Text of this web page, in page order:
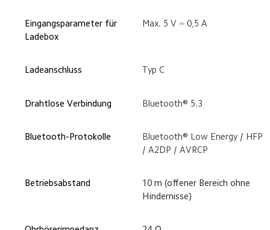
Eingangsparameter für
Ladebox
Max. 5 V ⎓ 0,5 A
Ladeanschluss Typ C
Drahtlose Verbindung Bluetooth® 5.3
Bluetooth-Protokolle
Bluetooth® Low Energy / HFP
/ A2DP / AVRCP
Betriebsabstand
10 m (offener Bereich ohne
Hindernisse)